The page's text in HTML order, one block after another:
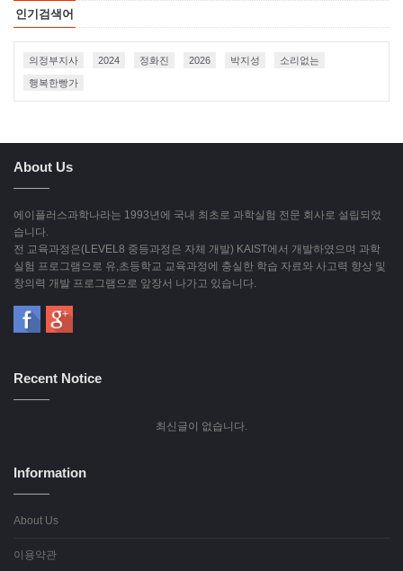
인기검색어
의정부지사 2024 정화진 2026 박지성 소리없는
행복한빵가
About Us
에이플러스과학나라는 1993년에 국내 최초로 과학실험 전문 회사로 설립되었
습니다.
전 교육과정은(LEVEL8 중등과정은 자체 개발) KAIST에서 개발하였으며 과학
실험 프로그램으로 유,초등학교 교육과정에 충실한 학습 자료와 사고력 향상 및
창의력 개발 프로그램으로 앞장서 나가고 있습니다.
Recent Notice
최신글이 없습니다.
Information
About Us
이용약관